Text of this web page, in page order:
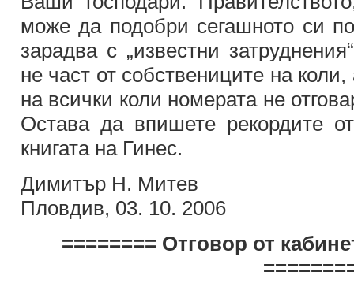
може да подобри сегашното си
зарадва с „известни
не част от собствениците на
на всички коли номерата не
Остава да впишете рекордите
книгата на Гинес.
Димитър Н. Митев
Пловдив, 03. 10. 2006
======== Отговор от